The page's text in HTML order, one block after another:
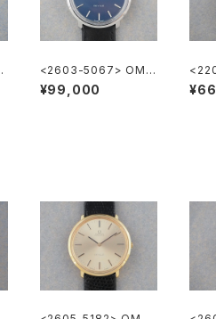
<2603-5067> OME
GA DE-VILLE
¥99,000